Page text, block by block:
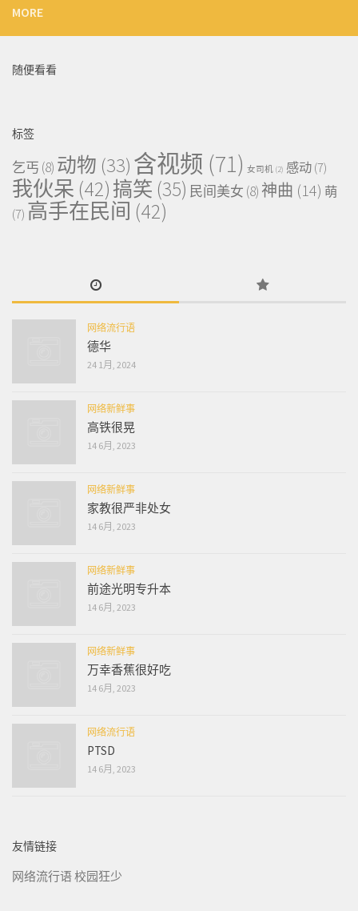
MORE
随便看看
标签
乞丐 (8) 动物 (33)含视频 (71) 女司机 (2) 感动 (7)
我伙呆 (42)搞笑 (35) 民间美女 (8) 神曲 (14) 萌
(7) 高手在民间 (42)
网络流行语
德华
24 1月, 2024
网络新鲜事
高铁很晃
14 6月, 2023
网络新鲜事
家教很严非处女
14 6月, 2023
网络新鲜事
前途光明专升本
14 6月, 2023
网络新鲜事
万幸香蕉很好吃
14 6月, 2023
网络流行语
PTSD
14 6月, 2023
友情链接
网络流行语校园狂少